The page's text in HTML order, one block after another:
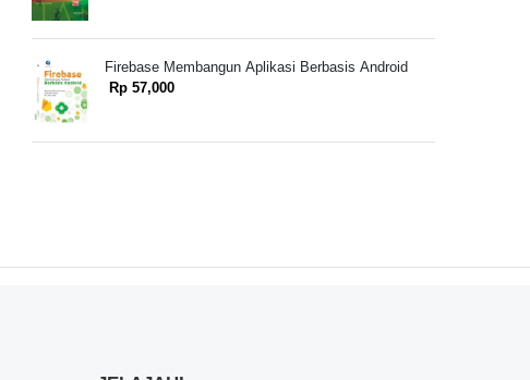
Firebase Membangun Aplikasi Berbasis Android
Rp 57,000